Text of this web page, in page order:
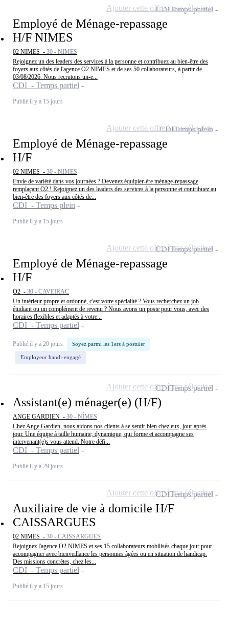
Employé de Ménage-repassage
H/F NIMES
02 NIMES - 30 - NIMES
Rejoignez un des leaders des services à la personne et contribuez au bien-être des
foyers aux côtés de l'agence O2 NIMES et de ses 50 collaborateurs, à partir de
03/08/2026. Nous recrutons un-e...
CDI - Temps partiel
Publié il y a 15 jours
CDITemps partiel
Ajouter cette offre à ma sélection
Employé de Ménage-repassage
H/F
02 NIMES - 30 - NIMES
Envie de variété dans vos journées ? Devenez équipier-ère ménage-repassage
remplaçant O2 ! Rejoignez un des leaders des services à la personne et contribuez au
bien-être des foyers aux côtés de...
CDI - Temps plein
Publié il y a 15 jours
CDITemps plein
Ajouter cette offre à ma sélection
Employé de Ménage-repassage
H/F
O2 - 30 - CAVEIRAC
Un intérieur propre et ordonné, c'est votre spécialité ? Vous recherchez un job
étudiant ou un complément de revenu ? Nous avons un poste pour vous, avec des
horaires flexibles et adaptés à votre...
CDI - Temps partiel
Publié il y a 20 jours Soyez parmi les 1ers à postuler
Employeur handi-engagé
CDITemps partiel
Ajouter cette offre à ma sélection
Assistant(e) ménager(e) (H/F)
ANGE GARDIEN - 30 - NÎMES
Chez Ange Gardien, nous aidons nos clients à se sentir bien chez eux, jour après
jour. Une équipe à taille humaine, dynamique, qui forme et accompagne ses
intervenant(e)s vous attend. Notre défi...
CDI - Temps partiel
Publié il y a 29 jours
CDITemps partiel
Ajouter cette offre à ma sélection
Auxiliaire de vie à domicile H/F
CAISSARGUES
02 NIMES - 30 - CAISSARGUES
Rejoignez l'agence O2 NIMES et ses 15 collaborateurs mobilisés chaque jour pour
accompagner avec bienveillance les personnes âgées ou en situation de handicap.
Des missions concrètes, chez les...
CDI - Temps partiel
Publié il y a 15 jours
CDITemps partiel
Ajouter cette offre à ma sélection